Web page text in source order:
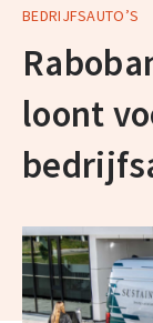
BEDRIJFSAUTO’S
loont